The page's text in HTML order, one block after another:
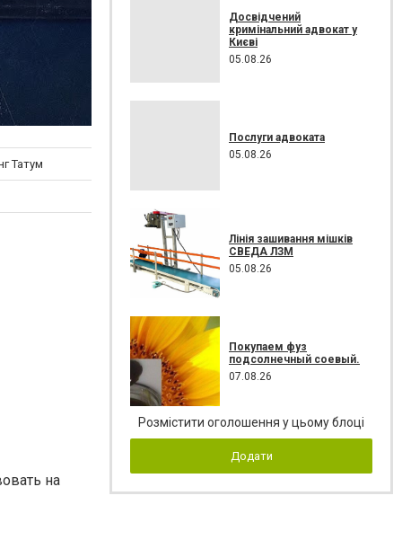
Татум
на
Досвідчений
кримінальний адвокат у
Києві
05.08.26
Послуги адвоката
05.08.26
Лінія зашивання мішків
СВЕДА ЛЗМ
05.08.26
Покупаем фуз
подсолнечный соевый.
07.08.26
Розмістити оголошення у цьому блоці
Додати